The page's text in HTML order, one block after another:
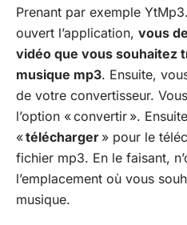
Prenant par exemple
ouvert l’application, vous
vidéo que vous souhaitez
musique mp3. Ensuite,
de votre convertisseur.
l’option « convertir ».
«télécharger » pour le
fichier mp3. En le faisant,
l’emplacement où vous
musique.